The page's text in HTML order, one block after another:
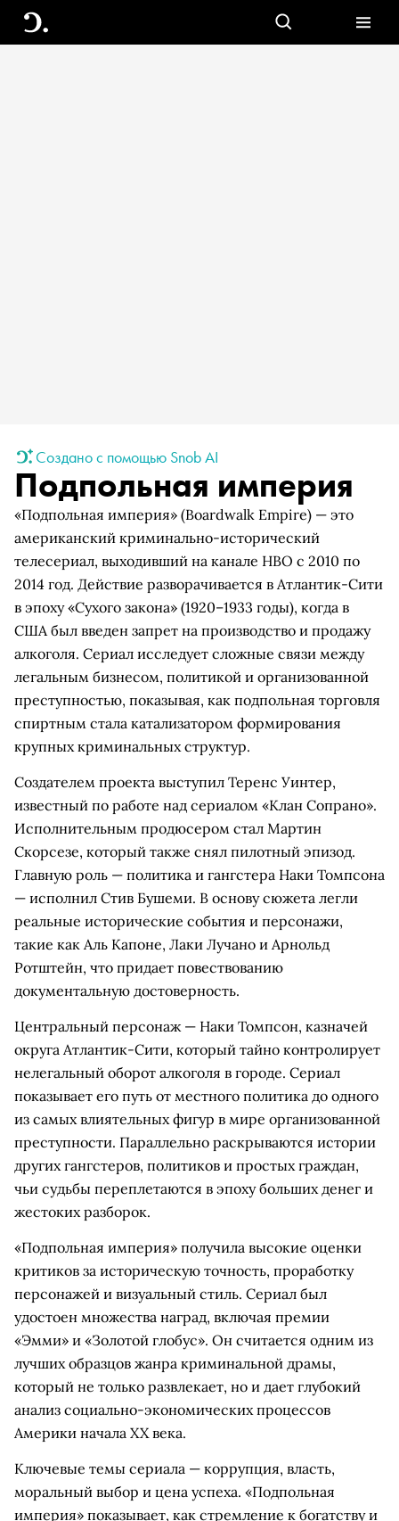
Создано с помощью Snob AI
Подпольная империя
«Подпольная империя» (Boardwalk Empire) — это
американский криминально-исторический
телесериал, выходивший на канале HBO с 2010 по
2014 год. Действие разворачивается в Атлантик-Сити
в эпоху «Сухого закона» (1920–1933 годы), когда в
США был введен запрет на производство и продажу
алкоголя. Сериал исследует сложные связи между
легальным бизнесом, политикой и организованной
преступностью, показывая, как подпольная торговля
спиртным стала катализатором формирования
крупных криминальных структур.
Создателем проекта выступил Теренс Уинтер,
известный по работе над сериалом «Клан Сопрано».
Исполнительным продюсером стал Мартин
Скорсезе, который также снял пилотный эпизод.
Главную роль — политика и гангстера Наки Томпсона
— исполнил Стив Бушеми. В основу сюжета легли
реальные исторические события и персонажи,
такие как Аль Капоне, Лаки Лучано и Арнольд
Ротштейн, что придает повествованию
документальную достоверность.
Центральный персонаж — Наки Томпсон, казначей
округа Атлантик-Сити, который тайно контролирует
нелегальный оборот алкоголя в городе. Сериал
показывает его путь от местного политика до одного
из самых влиятельных фигур в мире организованной
преступности. Параллельно раскрываются истории
других гангстеров, политиков и простых граждан,
чьи судьбы переплетаются в эпоху больших денег и
жестоких разборок.
«Подпольная империя» получила высокие оценки
критиков за историческую точность, проработку
персонажей и визуальный стиль. Сериал был
удостоен множества наград, включая премии
«Эмми» и «Золотой глобус». Он считается одним из
лучших образцов жанра криминальной драмы,
который не только развлекает, но и дает глубокий
анализ социально-экономических процессов
Америки начала XX века.
Ключевые темы сериала — коррупция, власть,
моральный выбор и цена успеха. «Подпольная
империя» показывает, как стремление к богатству и